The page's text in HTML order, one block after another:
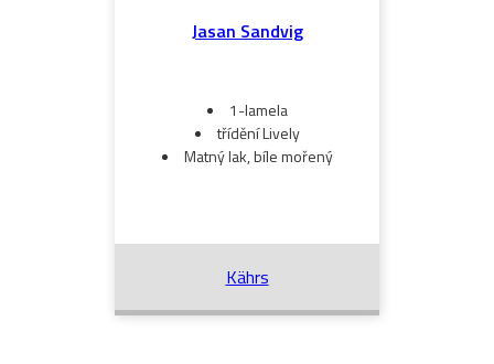
Jasan Sandvig
1-lamela
třídění Lively
Matný lak, bíle mořený
Kährs